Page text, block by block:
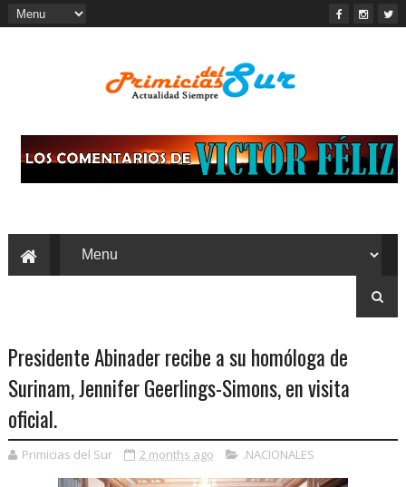
Presidente Abinader recibe a su homóloga de
Surinam, Jennifer Geerlings-Simons, en visita
oficial.
Primicias del Sur 2 months ago .NACIONALES